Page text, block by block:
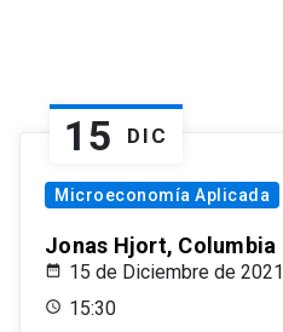
15 DIC
Microeconomía Aplicada
Jonas Hjort, Columbia
15 de Diciembre de 2021
15:30